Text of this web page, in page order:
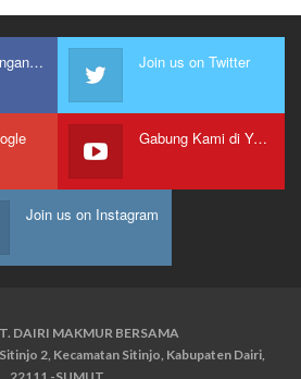
Bergabung dengan kami Join us on Twitter
Gabung Kami di Youtube
Join us on Instagram
DAIRI MAKMUR BERSAMA
2, Kecamatan Sitinjo, Kabupaten Dairi,